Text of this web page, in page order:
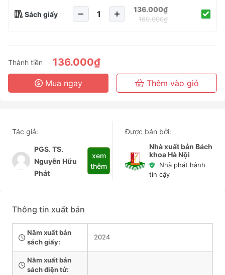
Sách giấy
136.000₫
160.000₫
Thành tiền 136.000₫
Mua ngay Thêm vào giỏ
Tác giả:
PGS. TS.
Nguyễn Hữu
Phát
xem
thêm
Được bán bởi:
Nhà xuất bản Bách
khoa Hà Nội
Nhà phát hành
tin cậy
Thông tin xuất bản
Năm xuất bản
sách giấy:
2024
Năm xuất bản
sách điện tử: